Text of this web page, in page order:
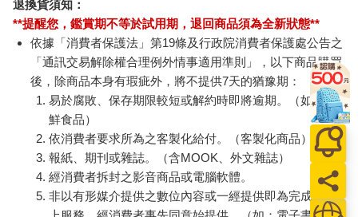
退換貨須知：
**提醒您，鑑賞期不等於試用期，退回商品須為全新狀態**
依據「消費者保護法」第19條及行政院消費者保護處公告之
「通訊交易解除權合理例外情事適用準則」，以下商品購買
後，除商品本身有瑕疵外，將不提供7天的猶豫期：
易於腐敗、保存期限較短或解約時即將逾期。（如：生
鮮食品）
依消費者要求所為之客製化給付。（客製化商品）
報紙、期刊或雜誌。（含MOOK、外文雜誌）
經消費者拆封之影音商品或電腦軟體。
非以有形媒介提供之數位內容或一經提供即為完成之線